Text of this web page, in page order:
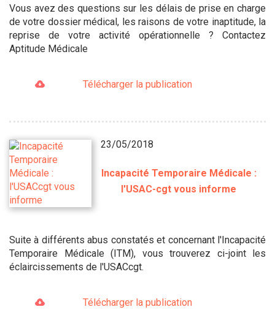
Vous avez des questions sur les délais de prise en charge
de votre dossier médical, les raisons de votre inaptitude, la
reprise de votre activité opérationnelle ? Contactez
Aptitude Médicale
Télécharger la publication
23/05/2018
Incapacité Temporaire Médicale :
l'USAC-cgt vous informe
Suite à différents abus constatés et concernant l'Incapacité
Temporaire Médicale (ITM), vous trouverez ci-joint les
éclaircissements de l'USACcgt.
Télécharger la publication